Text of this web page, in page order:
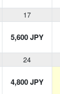
17
5,600 JPY
24
4,800 JPY